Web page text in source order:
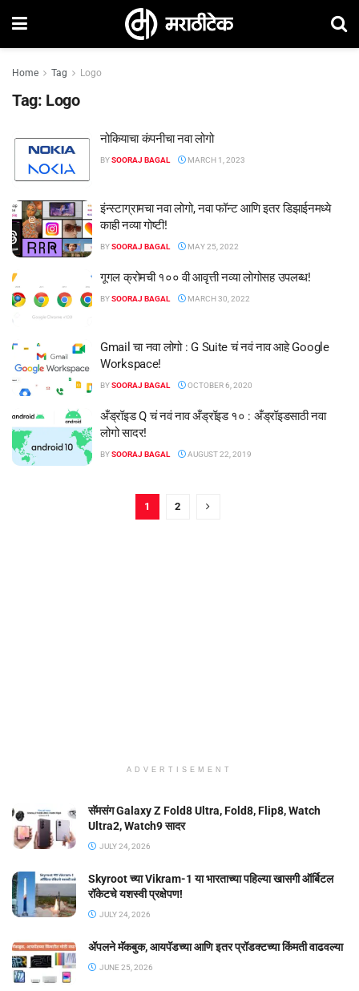
Home Tag Logo
Tag: Logo
नोकियाचा कंपनीचा नवा लोगो
BYSOORAJ BAGAL MARCH 1, 2023
इंन्स्टाग्रामचा नवा लोगो, नवा फॉन्ट आणि इतर डिझाईनमध्ये
काही नव्या गोष्टी!
BYSOORAJ BAGAL MAY 25, 2022
गूगल क्रोमची १०० वी आवृत्ती नव्या लोगोसह उपलब्ध!
BYSOORAJ BAGAL MARCH 30, 2022
Gmail चा नवा लोगो : G Suite चं नवं नाव आहे Google
Workspace!
BYSOORAJ BAGAL OCTOBER 6, 2020
अँड्रॉइड Q चं नवं नाव अँड्रॉइड १० : अँड्रॉइडसाठी नवा
लोगो सादर!
BYSOORAJ BAGAL AUGUST 22, 2019
1 2
ADVERTISEMENT
सॅमसंग Galaxy Z Fold8 Ultra, Fold8, Flip8, Watch
Ultra2, Watch9 सादर
JULY 24, 2026
Skyroot च्या Vikram-1 या भारताच्या पहिल्या खासगी ऑर्बिटल
रॉकेटचे यशस्वी प्रक्षेपण!
JULY 24, 2026
ॲपलने मॅकबुक, आयपॅडच्या आणि इतर प्रॉडक्टच्या किंमती वाढवल्या
JUNE 25, 2026